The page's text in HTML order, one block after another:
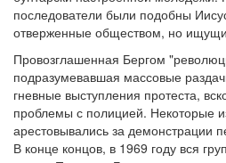
последователи были подобны
отверженные обществом, но
Провозглашенная Бергом
подразумевавшая массовые
гневные выступления протеста,
проблемы с полицией. Некоторые
арестовывались за демонстрации
В конце концов, в 1969 году вся